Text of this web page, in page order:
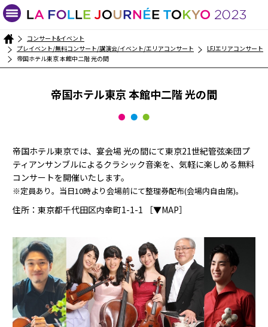
コンサート&イベント
プレイベント/無料コンサート/講演会/イベント/エリアコンサート
LFJエリアコンサート
帝国ホテル東京 本館中二階 光の間
帝国ホテル東京 本館中二階 光の間
帝国ホテル東京では、宴会場 光の間にて東京21世紀管弦楽団プ
ティアンサンブルによるクラシック音楽を、気軽に楽しめる無料
コンサートを開催いたします。
※定員あり。当日10時より会場前にて整理券配布(会場内自由席)。
住所：東京都千代田区内幸町1-1-1 ［▼MAP］